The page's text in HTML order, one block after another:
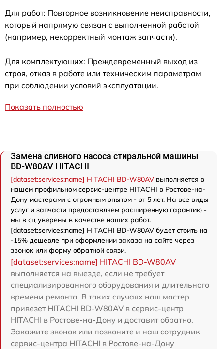
Для работ: Повторное возникновение неисправности,
который напрямую связан с выполненной работой
(например, некорректный монтаж запчасти).
Для комплектующих: Преждевременный выход из
строя, отказ в работе или техническим параметрам
при соблюдении условий эксплуатации.
Показать полностью
Замена сливного насоса стиральной машины
BD-W80AV HITACHI
[dataset:services:name] HITACHI BD-W80AV выполняется в
нашем профильном сервис-центре HITACHI в Ростове-на-
Дону мастерами с огромным опытом - от 5 лет. На все виды
услуг и запчасти предоставляем расширенную гарантию -
мы в сц уверены в качестве наших работ.
[dataset:services:name] HITACHI BD-W80AV будет стоить на
-15% дешевле при оформлении заказа на сайте через
звонок или форму обратной связи.
[dataset:services:name] HITACHI BD-W80AV
выполняется на выезде, если не требует
специализированного оборудования и длительного
времени ремонта. В таких случаях наш мастер
привезет HITACHI BD-W80AV в сервис-центр
HITACHI в Ростове-на-Дону и доставит обратно.
Закажите звонок или позвоните и наш сотрудник
сервис-центра HITACHI в Ростове-на-Дону